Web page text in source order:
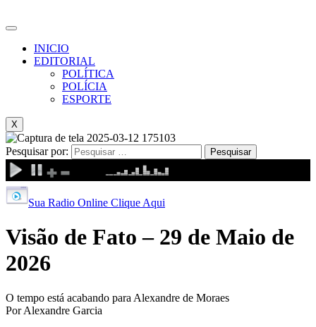
INICIO
EDITORIAL
POLÍTICA
POLÍCIA
ESPORTE
X
Pesquisar por:
Sua Radio Online Clique Aqui
Visão de Fato – 29 de Maio de
2026
O tempo está acabando para Alexandre de Moraes
Por Alexandre Garcia